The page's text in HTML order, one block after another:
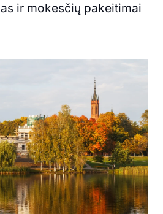
ir mokesčių pakeitimai